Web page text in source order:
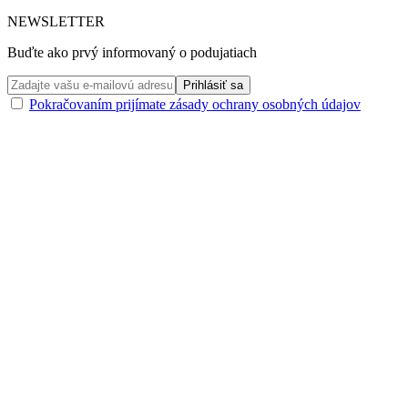
NEWSLETTER
Buďte ako prvý informovaný o podujatiach
Pokračovaním prijímate zásady ochrany osobných údajov